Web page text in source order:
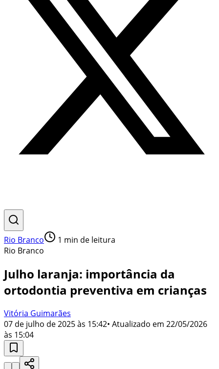
Rio Branco 1 min de leitura
Rio Branco
Julho laranja: importância da
ortodontia preventiva em crianças
Vitória Guimarães
07 de julho de 2025 às 15:42• Atualizado em 22/05/2026
às 15:04